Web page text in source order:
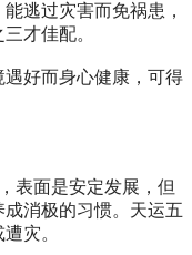
逃过灾害而免祸患，
才佳配。
好而身心健康，可得
表面是安定发展，但
消极的习惯。天运五
灾。